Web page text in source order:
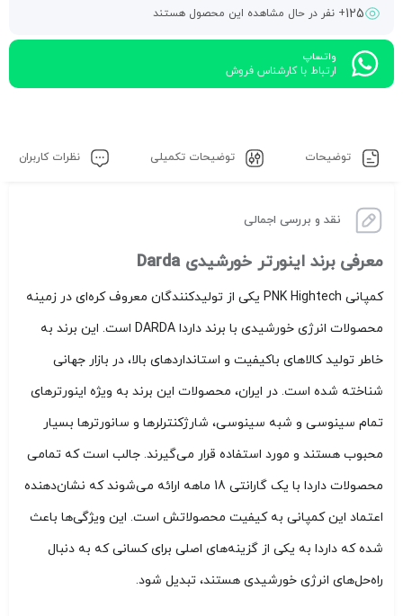
125+ نفر در حال مشاهده این محصول هستند
واتساپ
ارتباط با کارشناس فروش
توضیحات توضیحات تکمیلی نظرات کاربران
نقد و بررسی اجمالی
معرفی برند اینورتر خورشیدی Darda
کمپانی PNK Hightech یکی از تولیدکنندگان معروف کره‌ای در زمینه
محصولات انرژی خورشیدی با برند داردا DARDA است. این برند به
خاطر تولید کالاهای باکیفیت و استانداردهای بالا، در بازار جهانی
شناخته شده است. در ایران، محصولات این برند به ویژه اینورترهای
تمام سینوسی و شبه سینوسی، شارژکنترلرها و سانورترها بسیار
محبوب هستند و مورد استفاده قرار می‌گیرند. جالب است که تمامی
محصولات داردا با یک گارانتی 18 ماهه ارائه می‌شوند که نشان‌دهنده
اعتماد این کمپانی به کیفیت محصولاتش است. این ویژگی‌ها باعث
شده که داردا به یکی از گزینه‌های اصلی برای کسانی که به دنبال
راه‌حل‌های انرژی خورشیدی هستند، تبدیل شود.